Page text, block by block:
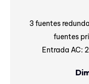
3 fuentes
fuentes
Entrada AC: